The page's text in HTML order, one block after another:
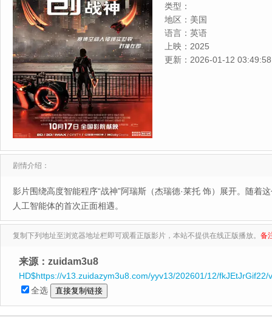
吉莲·安德森,杰夫·布里吉斯
隆·莫纳汉,莎拉·德贾斯丁,
罗克·克里切洛,凯瑟琳·伊莎
罗宾·罗伯茨,卡拉·斯威舍,
金,纳尔莎·金
类型：
地区： 美国
语言： 英语
上映： 2025
更新： 2026-01-12 03:49:58
剧情介绍：
影片围绕高度智能程序“战神”阿瑞斯（杰瑞德·莱托 饰）展开。随
人工智能体的首次正面相遇。
复制下列地址至浏览器地址栏即可观看正版影片，本站不提供在线正版播放。 备
来源：zuidam3u8
HD$https://v13.zuidazym3u8.com/yyv13/202601/12/fkJEtJrGif22/
全选